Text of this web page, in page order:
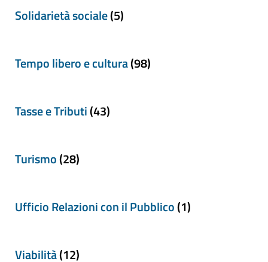
Solidarietà sociale(5)
Tempo libero e cultura(98)
Tasse e Tributi(43)
Turismo(28)
Ufficio Relazioni con il Pubblico(1)
Viabilità(12)